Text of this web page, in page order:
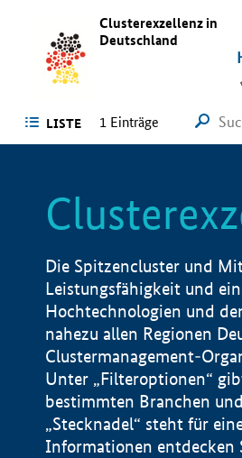
Clusterexzellenz in
Deutschland
LISTE 1 Einträge
Die Spitzencluster und
Leistungsfähigkeit und
Hochtechnologien und
nahezu allen Regionen
Clustermanagement-
Unter „Filteroptionen“
bestimmten Branchen
„Stecknadel“ steht für
Informationen entdecken